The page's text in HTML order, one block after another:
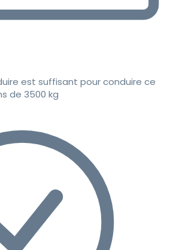
est suffisant pour conduire ce
de 3500 kg